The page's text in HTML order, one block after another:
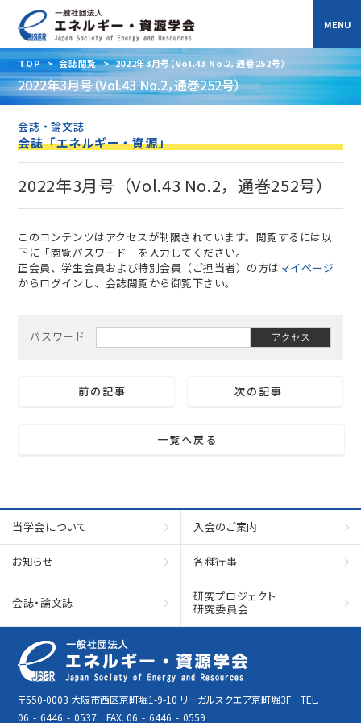
TOP > 会誌閲覧 > 2022年3月号（Vol.43 No.2，通巻252号）
2022年3月号（Vol.43 No.2，通巻252号）
会誌・論文誌
会誌「エネルギー・資源」
2022年3月号（Vol.43 No.2，通巻252号）
このコンテンツはアクセスが制限されています。閲覧するには以
下に「閲覧パスワード」を入力してください。
正会員、学生会員および特別会員（ご担当者）の方はマイページ
からログインし、会誌閲覧から御覧下さい。
前の記事
一覧へ戻る
次の記事
当学会について 入会のご案内
お知らせ 各種行事
会誌・論文誌
研究プロジェクト
研究委員会
〒550-0003 大阪市西区京町堀1-9-10 リーガルスクエア京町堀3F TEL.
06 - 6446 - 0537 FAX. 06 - 6446 - 0559